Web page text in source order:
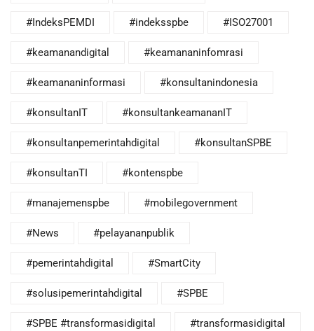
#IndeksPEMDI #indeksspbe #ISO27001
#keamanandigital #keamananinfomrasi
#keamananinformasi #konsultanindonesia
#konsultanIT #konsultankeamananIT
#konsultanpemerintahdigital #konsultanSPBE
#konsultanTI #kontenspbe
#manajemenspbe #mobilegovernment
#News #pelayananpublik
#pemerintahdigital #SmartCity
#solusipemerintahdigital #SPBE
#SPBE #transformasidigital #transformasidigital